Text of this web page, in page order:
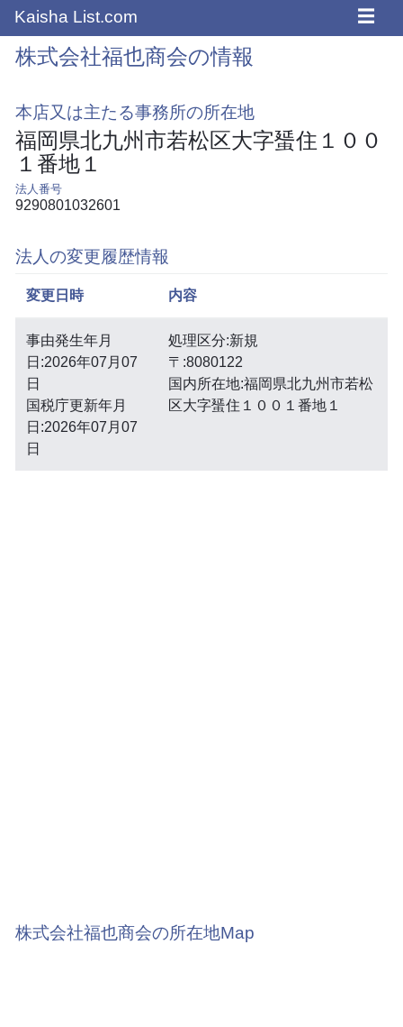
Kaisha List.com ☰
株式会社福也商会の情報
本店又は主たる事務所の所在地
福岡県北九州市若松区大字蜑住１００
１番地１
法人番号
9290801032601
法人の変更履歴情報
変更日時 内容
事由発生年月
日:2026年07月07
日
国税庁更新年月
日:2026年07月07
日
処理区分:新規
〒:8080122
国内所在地:福岡県北九州市若松
区大字蜑住１００１番地１
株式会社福也商会の所在地Map